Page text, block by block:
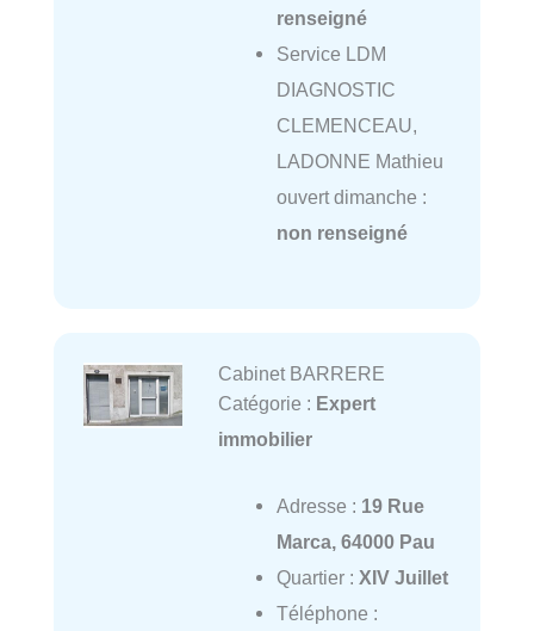
renseigné
Service LDM
DIAGNOSTIC
CLEMENCEAU,
LADONNE Mathieu
ouvert dimanche :
non renseigné
Cabinet BARRERE
Catégorie : Expert
immobilier
Adresse : 19 Rue
Marca, 64000 Pau
Quartier : XIV Juillet
Téléphone :